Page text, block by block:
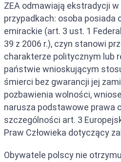
ZEA odmawiają ekstradycji
przypadkach: osoba posiada
emirackie (art. 3 ust. 1
39 z 2006 r.), czyn stanowi
charakterze politycznym lub
państwie wnioskującym
śmierci bez gwarancji jej
pozbawienia wolności,
narusza podstawowe prawa
szczególności art. 3
Praw Człowieka dotyczący
Obywatele polscy nie